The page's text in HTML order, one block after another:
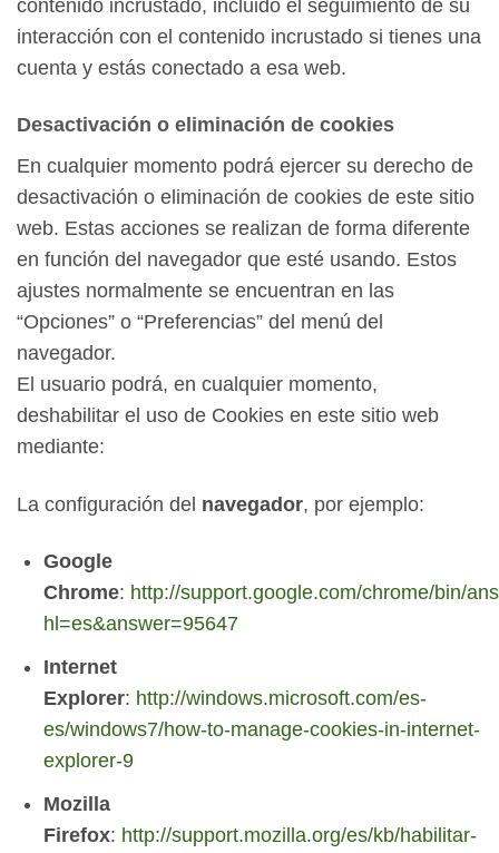
contenido incrustado, incluido el seguimiento de su
interacción con el contenido incrustado si tienes una
cuenta y estás conectado a esa web.
Desactivación o eliminación de cookies
En cualquier momento podrá ejercer su derecho de
desactivación o eliminación de cookies de este sitio
web. Estas acciones se realizan de forma diferente
en función del navegador que esté usando. Estos
ajustes normalmente se encuentran en las
“Opciones” o “Preferencias” del menú del
navegador.
El usuario podrá, en cualquier momento,
deshabilitar el uso de Cookies en este sitio web
mediante:
La configuración del navegador, por ejemplo:
Google
Chrome: http://support.google.com/chrome/bin/
hl=es&answer=95647
Internet
Explorer: http://windows.microsoft.com/es-
es/windows7/how-to-manage-cookies-in-internet-
explorer-9
Mozilla
Firefox: http://support.mozilla.org/es/kb/habilitar-